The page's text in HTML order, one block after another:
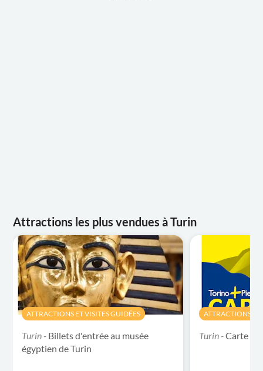
Attractions les plus vendues à Turin
ATTRACTIONS ET VISITES GUIDÉES
Turin - Billets d'entrée au musée
égyptien de Turin
ATTRACTIONS ET
Turin -Carte